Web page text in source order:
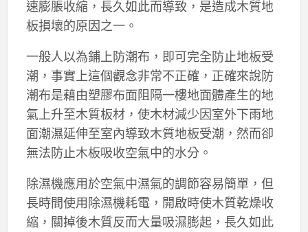
速膨脹收縮，長久如此而導致，是造成木質地
板損壞的原因之一。
一般人以為鋪上防潮布，即可完全防止地板受
潮，事實上這個觀念非常不正確，正確來說防
潮布是藉由塑膠布面阻隔一樓地面體產生的地
氣上升至木質板材，使木材減少因室外下雨地
面潮濕延伸至室內導致木質地板受潮，然而卻
無法防止木板吸收空氣中的水分。
除濕機應用於空氣中濕氣的調節容易簡單，但
長時間使用除濕機耗電，開啟時使木質乾燥收
縮，關掉後木質反而大量吸濕膨起，長久如此